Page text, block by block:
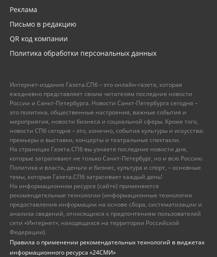
Реклама
Письмо в редакцию
QR код компании
Политика обработки персональных данных
Интернет-издание Газета.СПб – это онлайн-газета, которая
ежедневно представляет своим читателям последние новости
России и Санкт-Петербурга. Новости Санкт-Петербурга сегодня –
это политика, общественные настроения, важные события и
мероприятия, новости бизнеса и социальной сферы. Кроме того,
новости СПб сегодня – это, конечно, события культуры и искусства:
премьеры и выставки, концерты и театральные спектакли.
На страницах Газета.СПб вы узнаете последние новости дня,
которые затрагивают не только Санкт-Петербург, но и всю Россию.
Политика и власть, деньги и бизнес, культура и спорт, – основные
темы, которые Газета.СПб затрагивает каждый день!
На информационном ресурсе (сайте) применяются
рекомендательные технологии (информационные технологии
предоставления информации на основе сбора, систематизации и
анализа сведений, относящихся к предпочтениям пользователей
сети «Интернет», находящихся на территории Российской
Федерации).
Правила о применении рекомендательных технологий в виджетах
информационного ресурса «24СМИ»